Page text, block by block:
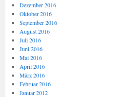
Dezember 2016
Oktober 2016
September 2016
August 2016
Juli 2016
Juni 2016
Mai 2016
April 2016
März 2016
Februar 2016
Januar 2012